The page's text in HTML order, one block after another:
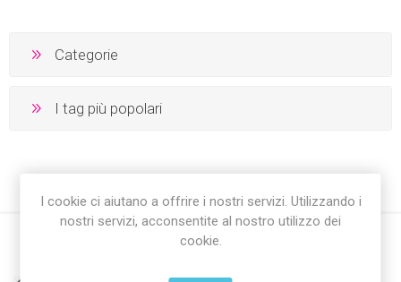
Categorie
I tag più popolari
I cookie ci aiutano a offrire i nostri servizi. Utilizzando i
nostri servizi, acconsentite al nostro utilizzo dei
cookie.